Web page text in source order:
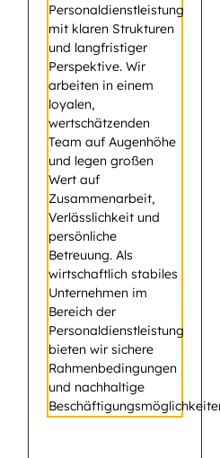
Personaldienstleistung
mit klaren Strukturen
und langfristiger
Perspektive. Wir
arbeiten in einem
loyalen,
wertschätzenden
Team auf Augenhöhe
und legen großen
Wert auf
Zusammenarbeit,
Verlässlichkeit und
persönliche
Betreuung. Als
wirtschaftlich stabiles
Unternehmen im
Bereich der
Personaldienstleistung
bieten wir sichere
Rahmenbedingungen
und nachhaltige